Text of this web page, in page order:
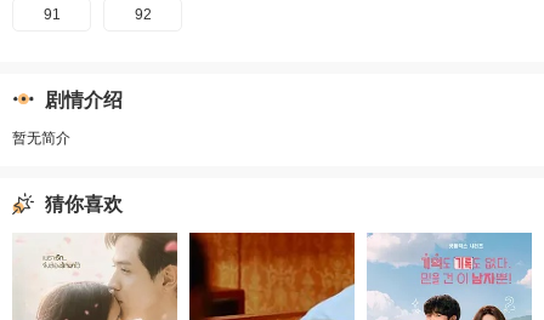
91 92
剧情介绍
暂无简介
猜你喜欢